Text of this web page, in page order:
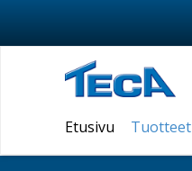
Etusivu Tuotteet